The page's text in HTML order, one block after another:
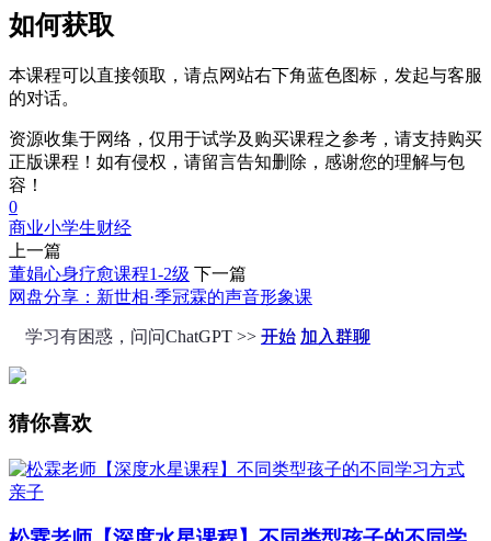
如何获取
本课程可以直接领取，请点网站右下角蓝色图标，发起与客服
的对话。
资源收集于网络，仅用于试学及购买课程之参考，请支持购买
正版课程！如有侵权，请留言告知删除，感谢您的理解与包
容！
0
商业小学生财经
上一篇
董娟心身疗愈课程1-2级 下一篇
网盘分享：新世相·季冠霖的声音形象课
学习有困惑，问问ChatGPT >> 开始 加入群聊
猜你喜欢
亲子